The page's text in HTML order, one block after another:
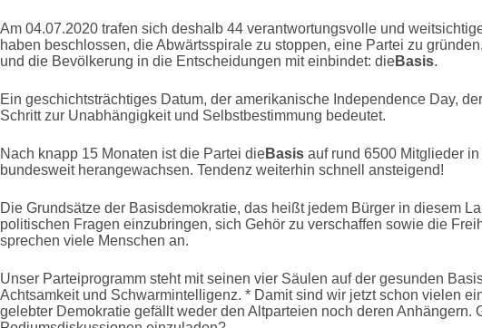
Am 04.07.2020 trafen sich deshalb 44 verantwortungsvolle und
haben beschlossen, die Abwärtsspirale zu stoppen, eine Partei zu
und die Bevölkerung in die Entscheidungen mit einbindet: dieBasis.
Ein geschichtsträchtiges Datum, der amerikanische Independence Day,
Schritt zur Unabhängigkeit und Selbstbestimmung bedeutet.
Nach knapp 15 Monaten ist die Partei dieBasis auf rund 6500 Mitglieder
bundesweit herangewachsen. Tendenz weiterhin schnell ansteigend!
Die Grundsätze der Basisdemokratie, das heißt jedem Bürger in diesem
politischen Fragen einzubringen, sich Gehör zu verschaffen sowie die
sprechen viele Menschen an.
Unser Parteiprogramm steht mit seinen vier Säulen auf der gesunden
Achtsamkeit und Schwarmintelligenz. * Damit sind wir jetzt schon vielen
gelebter Demokratie gefällt weder den Altparteien noch deren Anhängern.